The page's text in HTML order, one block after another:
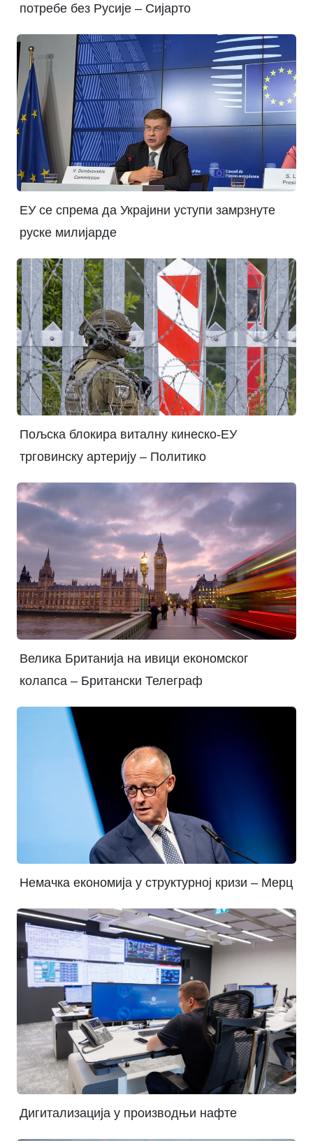
потребе без Русије – Сијарто
ЕУ се спрема да Украјини уступи замрзнуте
руске милијарде
Пољска блокира виталну кинеско-ЕУ
трговинску артерију – Политико
Велика Британија на ивици економског
колапса – Британски Телеграф
Немачка економија у структурној кризи – Мерц
Дигитализација у производњи нафте